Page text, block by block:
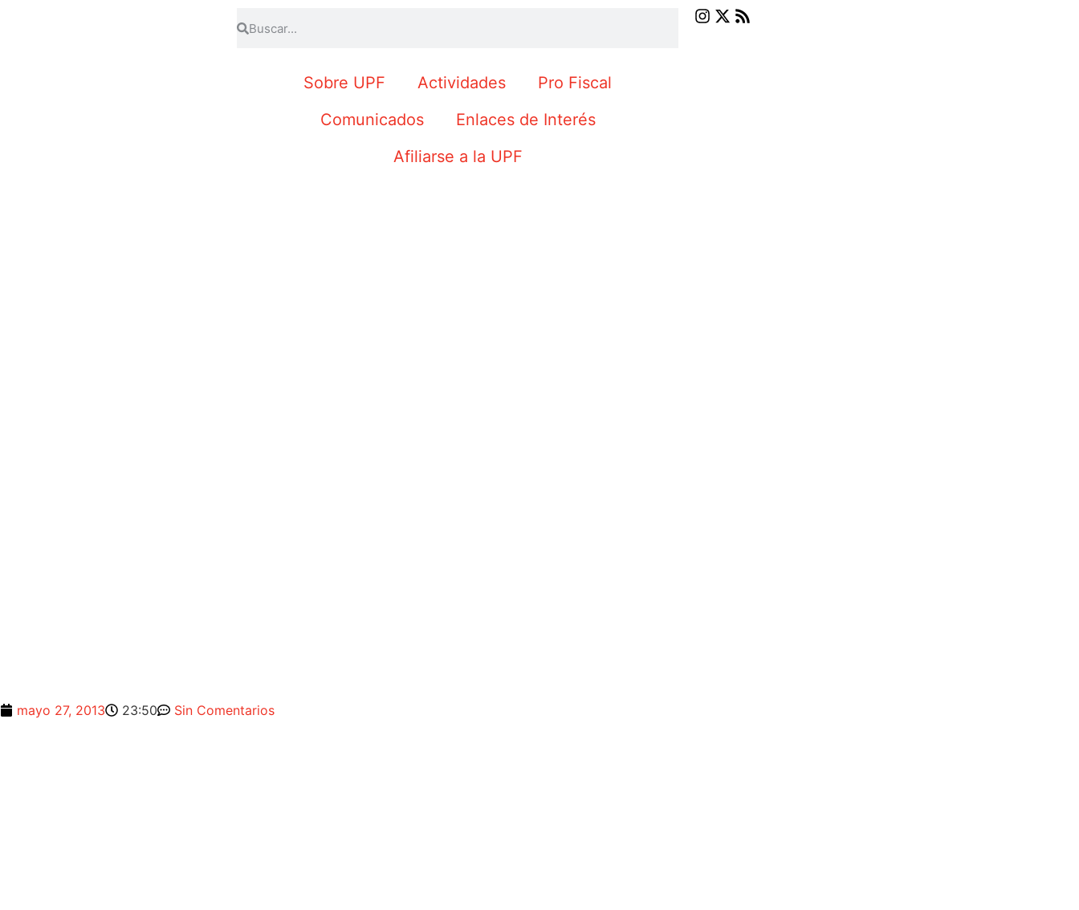
Sobre UPF Actividades
Pro Fiscal
Comunicados
Enlaces de Interés
Afiliarse a la UPF
mayo 27, 2013 23:50 Sin Comentarios